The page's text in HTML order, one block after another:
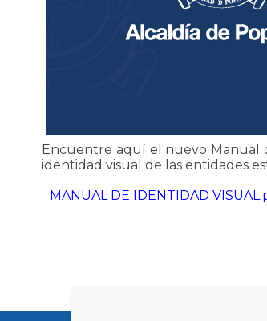
Encuentre aquí el nuevo Manual
identidad visual de las entidades
MANUAL DE IDENTIDAD